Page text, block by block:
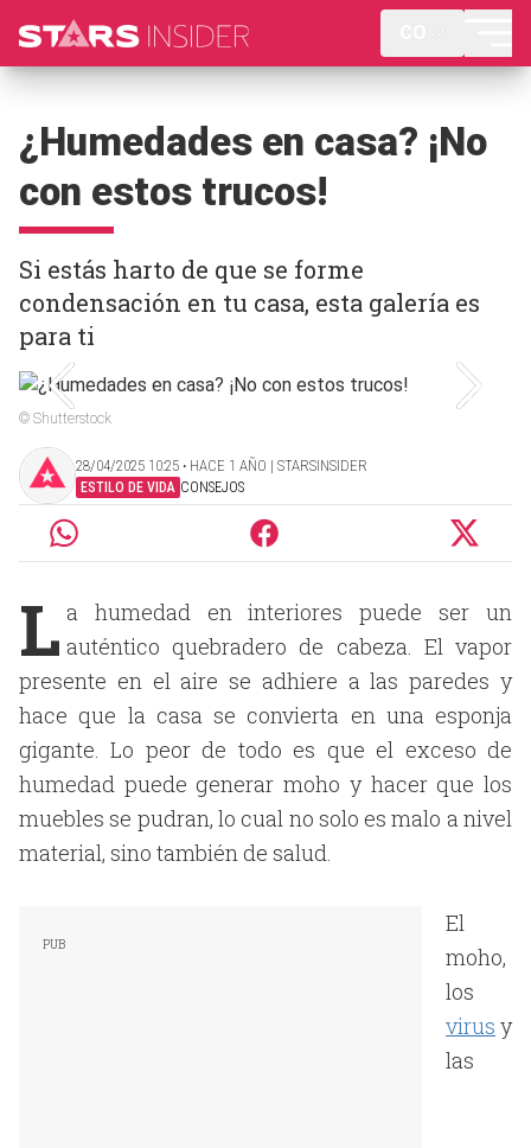
¿Humedades en casa? ¡No
con estos trucos!
Si estás harto de que se forme
condensación en tu casa, esta galería es
para ti
© Shutterstock
28/04/2025 10:25 ‧ HACE 1 AÑO | STARSINSIDER
ESTILO DE VIDA CONSEJOS
L a humedad en interiores puede ser un
auténtico quebradero de cabeza. El vapor
presente en el aire se adhiere a las paredes y
hace que la casa se convierta en una esponja
gigante. Lo peor de todo es que el exceso de
humedad puede generar moho y hacer que los
muebles se pudran, lo cual no solo es malo a nivel
material, sino también de salud.
El
moho,
los
virus y
las